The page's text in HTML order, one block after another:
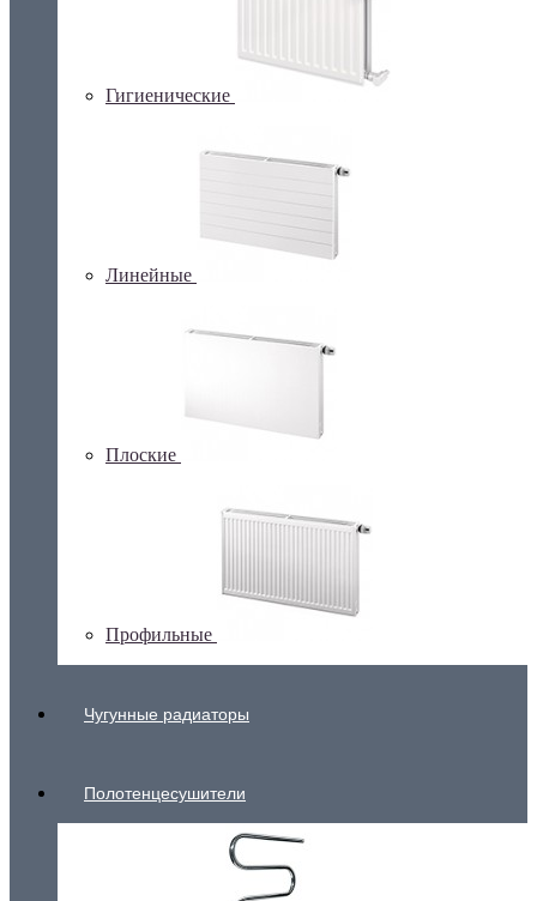
Гигиенические
Линейные
Плоские
Профильные
Чугунные радиаторы
Полотенцесушители